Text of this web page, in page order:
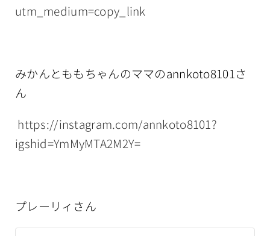
utm_medium=copy_link
みかんとももちゃんのママのannkoto8101さ
ん
https://instagram.com/annkoto8101?
igshid=YmMyMTA2M2Y=
プレーリィさん